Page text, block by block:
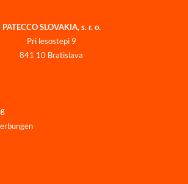
PATECCO SLOVAKIA, s. r. o.
Pri lesostepi 9
841 10 Bratislava